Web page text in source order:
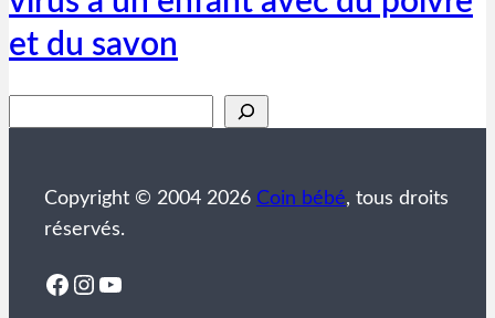
et du savon
Copyright © 2004 2026 Coin bébé, tous droits
réservés.
Facebook
Instagram
YouTube